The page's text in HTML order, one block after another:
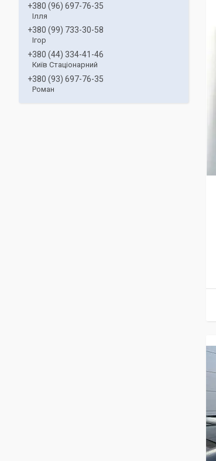
+380 (96) 697-76-35
Ілля
+380 (99) 733-30-58
Ігор
+380 (44) 334-41-46
Київ Стаціонарний
+380 (93) 697-76-35
Роман